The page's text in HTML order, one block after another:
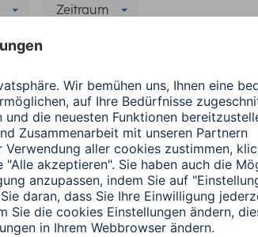
Zeitraum